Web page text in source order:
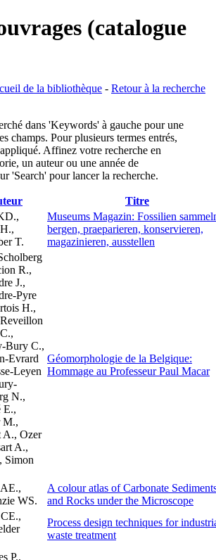
(catalogue
de la bibliothèque - Retour à la recherche
dans 'Keywords' à gauche pour une
champs. Pour plusieurs termes entrés,
Affinez votre recherche en
un auteur ou une année de
'Search' pour lancer la recherche.
Titre
T.
Museums Magazin: Fossilien
bergen, praeparieren, konservieren,
magazinieren, ausstellen
R.,
J.,
Pyre
H.,
Bury C.,
Evrard
Leyen
N.,
E.,
M.,
A., Ozer
A.,
Simon
Géomorphologie de la Belgique:
Hommage au Professeur Paul Macar
WS.
A colour atlas of Carbonate
and Rocks under the Microscope
Process design techniques for
waste treatment
P.,